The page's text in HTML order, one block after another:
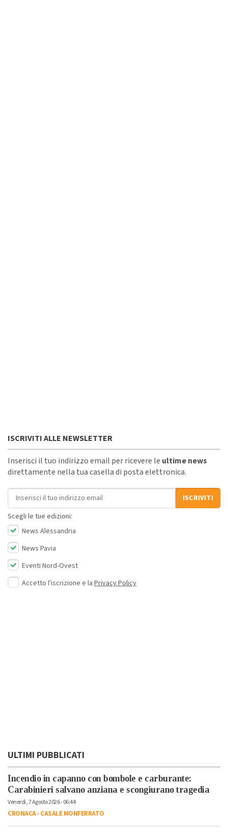
ISCRIVITI ALLE NEWSLETTER
Inserisci il tuo indirizzo email per ricevere le ultime news
direttamente nella tua casella di posta elettronica.
Indirizzo email
ISCRIVITI
Scegli le tue edizioni:
News Alessandria
News Pavia
Eventi Nord-Ovest
Accetto l'iscrizione e la Privacy Policy
ULTIMI PUBBLICATI
Incendio in capanno con bombole e carburante:
Carabinieri salvano anziana e scongiurano tragedia
Venerdì, 7 Agosto 2026 - 06:44
CRONACA-CASALE MONFERRATO